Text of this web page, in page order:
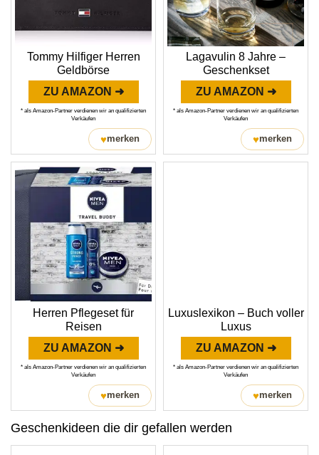
Tommy Hilfiger Herren
Geldbörse
ZU AMAZON ➜
* als Amazon-Partner verdienen wir an qualifizierten
Verkäufen
♥merken
Lagavulin 8 Jahre –
Geschenkset
ZU AMAZON ➜
* als Amazon-Partner verdienen wir an qualifizierten
Verkäufen
♥merken
Herren Pflegeset für
Reisen
ZU AMAZON ➜
* als Amazon-Partner verdienen wir an qualifizierten
Verkäufen
♥merken
Luxuslexikon – Buch voller
Luxus
ZU AMAZON ➜
* als Amazon-Partner verdienen wir an qualifizierten
Verkäufen
♥merken
Geschenkideen die dir gefallen werden